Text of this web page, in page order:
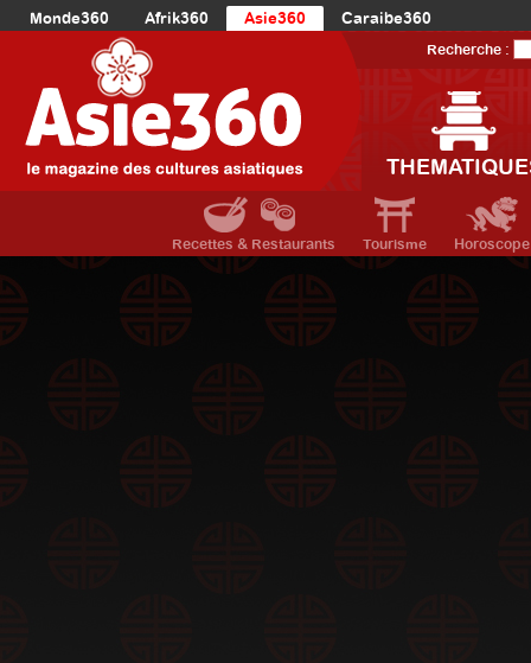
Monde360 Afrik360 Asie360
Caraibe360
Europe360
AmériqueDuNord360
Océanie360
Recherche :
Recettes & Restaurants Tourisme Horoscope